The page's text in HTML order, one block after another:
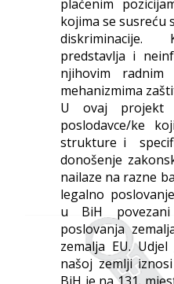
plaćenim
kojima se susreću
diskriminacije.
predstavlja i
njihovim
mehanizmima
U ovaj projekt
poslodavce/ke
strukture i
donošenje
nailaze na razne
legalno
u BiH
poslovanja
zemalja EU.
našoj zemlji